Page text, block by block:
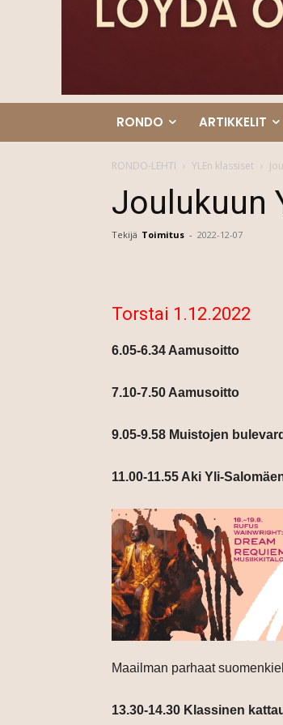
RONDO ARTIKKELIT
RONDO-LEHTI YLEn klassiset
Joulukuun
Tekijä Toimitus - 2022-12-07
Torstai 1.12.2022
6.05-6.34 Aamusoitto
7.10-7.50 Aamusoitto
9.05-9.58 Muistojen
11.00-11.55 Aki Yli-
Maailman parhaat
13.30-14.30 Klassinen